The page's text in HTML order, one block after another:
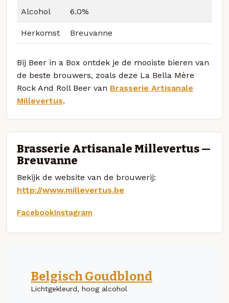
Alcohol 6.0%
Herkomst Breuvanne
Bij Beer in a Box ontdek je de mooiste bieren van
de beste brouwers, zoals deze La Bella Mère
Rock And Roll Beer van Brasserie Artisanale
Millevertus.
Brasserie Artisanale Millevertus —
Breuvanne
Bekijk de website van de brouwerij:
http://www.millevertus.be
FacebookInstagram
Belgisch Goudblond
Lichtgekleurd, hoog alcohol